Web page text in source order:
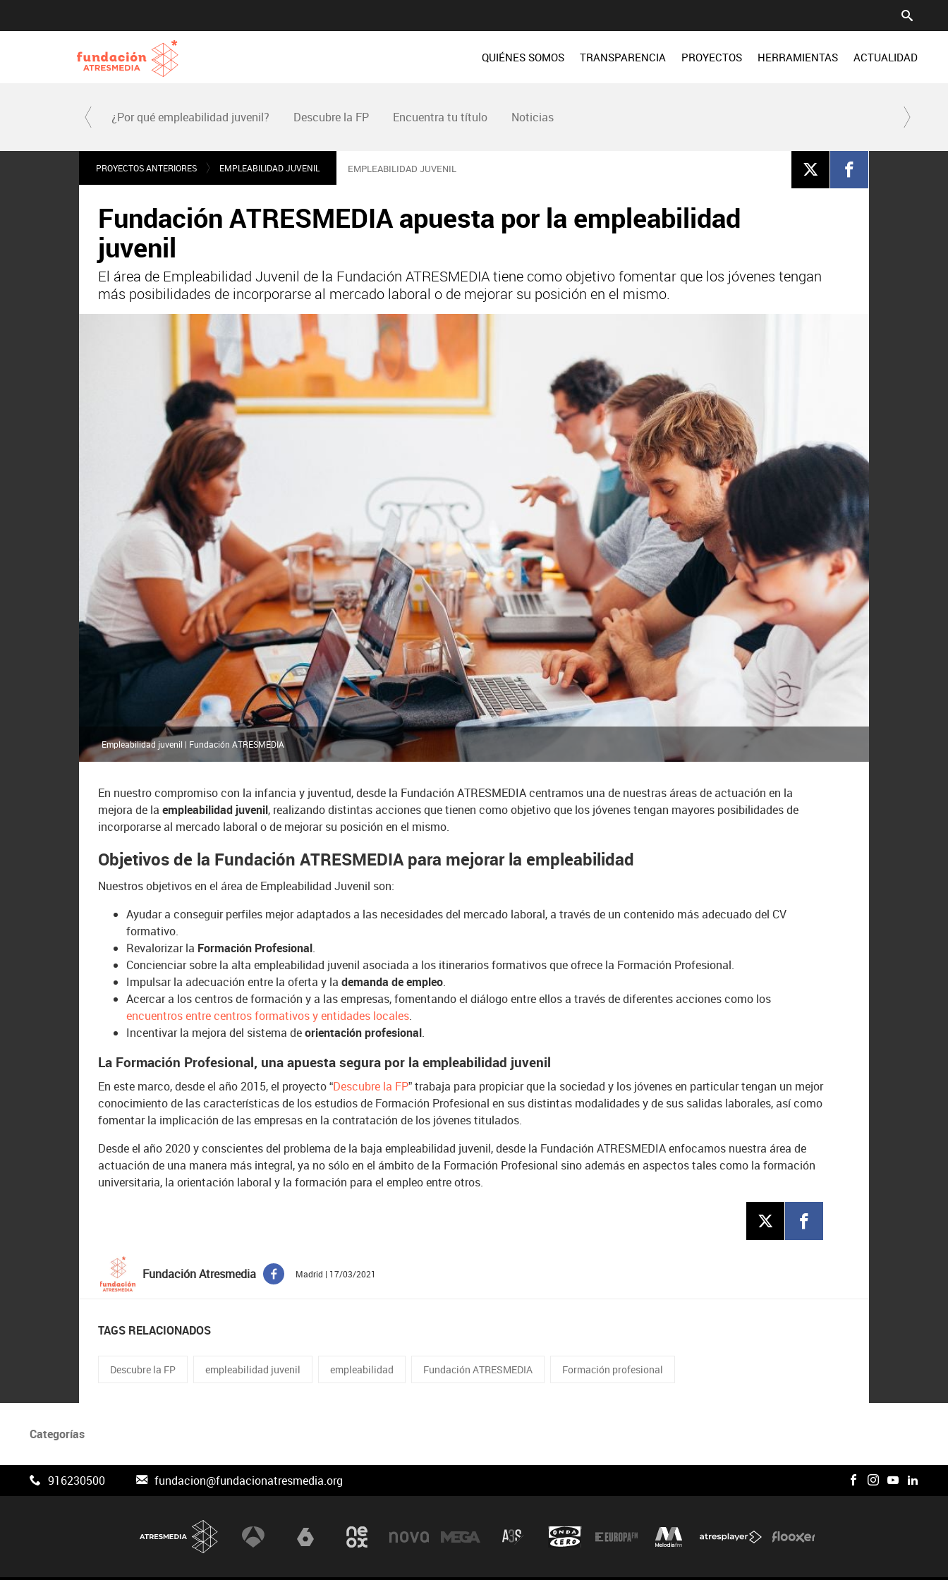
QUIÉNES SOMOS TRANSPARENCIA PROYECTOS HERRAMIENTAS ACTUALIDAD
¿Por qué empleabilidad juvenil? Descubre la FP Encuentra tu título Noticias
PROYECTOS ANTERIORES EMPLEABILIDAD JUVENIL EMPLEABILIDAD JUVENIL
Fundación ATRESMEDIA apuesta por la empleabilidad
juvenil
El área de Empleabilidad Juvenil de la Fundación ATRESMEDIA tiene como objetivo fomentar que los jóvenes tengan
más posibilidades de incorporarse al mercado laboral o de mejorar su posición en el mismo.
Empleabilidad juvenil | Fundación ATRESMEDIA
En nuestro compromiso con la infancia y juventud, desde la Fundación ATRESMEDIA centramos una de nuestras áreas de actuación en la
mejora de laempleabilidad juvenil, realizando distintas acciones que tienen como objetivo que los jóvenes tengan mayores posibilidades de
incorporarse al mercado laboral o de mejorar su posición en el mismo.
Objetivos de la Fundación ATRESMEDIA para mejorar la empleabilidad
Nuestros objetivos en el área de Empleabilidad Juvenil son:
Ayudar a conseguir perfiles mejor adaptados a las necesidades del mercado laboral, a través de un contenido más adecuado del CV
formativo.
Revalorizar la Formación Profesional.
Concienciar sobre la alta empleabilidad juvenil asociada a los itinerarios formativos que ofrece la Formación Profesional.
Impulsar la adecuación entre la oferta y lademanda de empleo.
Acercar a los centros de formación y a las empresas, fomentando el diálogo entre ellos a través de diferentes acciones como los
encuentros entre centros formativos y entidades locales.
Incentivar la mejora del sistema deorientación profesional.
La Formación Profesional, una apuesta segura por la empleabilidad juvenil
En este marco, desde el año 2015, el proyecto “Descubre la FP” trabaja para propiciar que la sociedad y los jóvenes en particular tengan un mejor
conocimiento de las características de los estudios de Formación Profesional en sus distintas modalidades y de sus salidas laborales, así como
fomentar la implicación de las empresas en la contratación de los jóvenes titulados.
Desde el año 2020 y conscientes del problema de la baja empleabilidad juvenil, desde la Fundación ATRESMEDIA enfocamos nuestra área de
actuación de una manera más integral, ya no sólo en el ámbito de la Formación Profesional sino además en aspectos tales como la formación
universitaria, la orientación laboral y la formación para el empleo entre otros.
Fundación Atresmedia Madrid | 17/03/2021
TAGS RELACIONADOS
Descubre la FP empleabilidad juvenil empleabilidad Fundación ATRESMEDIA Formación profesional
Categorías
916230500 fundacion@fundacionatresmedia.org